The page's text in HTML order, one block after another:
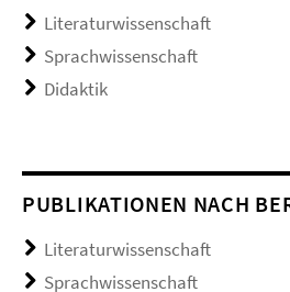
Literaturwissenschaft
Sprachwissenschaft
Didaktik
PUBLIKATIONEN NACH
Literaturwissenschaft
Sprachwissenschaft